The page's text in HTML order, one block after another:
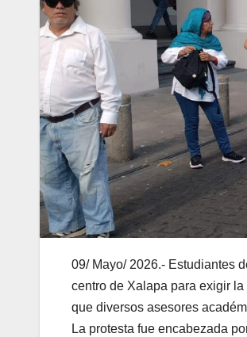
09/ Mayo/ 2026.- Estudiantes
centro de Xalapa para exigir
que diversos asesores
La protesta fue encabezada